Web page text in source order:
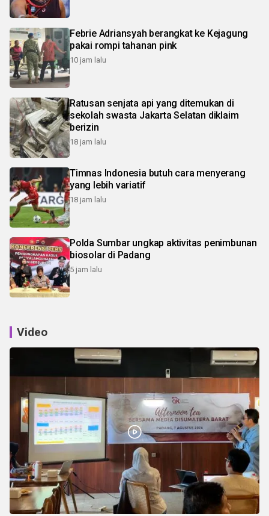
Febrie Adriansyah berangkat ke Kejagung
pakai rompi tahanan pink
10 jam lalu
Ratusan senjata api yang ditemukan di
sekolah swasta Jakarta Selatan diklaim
berizin
18 jam lalu
Timnas Indonesia butuh cara menyerang
yang lebih variatif
18 jam lalu
Polda Sumbar ungkap aktivitas penimbunan
biosolar di Padang
5 jam lalu
Video